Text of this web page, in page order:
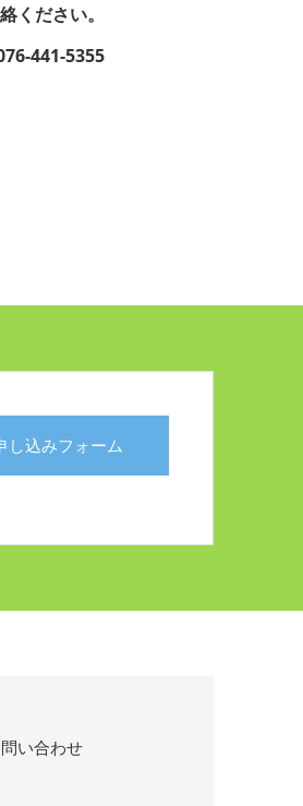
ください。
441-5355
し込みフォーム
い合わせ